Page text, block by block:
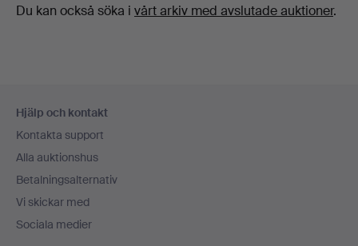
Du kan också söka i vårt arkiv med avslutade auktioner.
Hjälp och kontakt
Kontakta support
Alla auktionshus
Betalningsalternativ
Vi skickar med
Sociala medier